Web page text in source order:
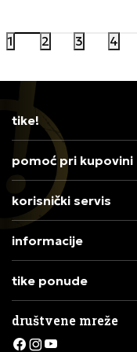
1 2 3 4
tike!
pomoć pri kupovini
korisnički servis
informacije
tike ponude
društvene mreže